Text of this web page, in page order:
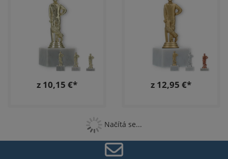
z 10,15 €* z 12,95 €*
Načítá se...